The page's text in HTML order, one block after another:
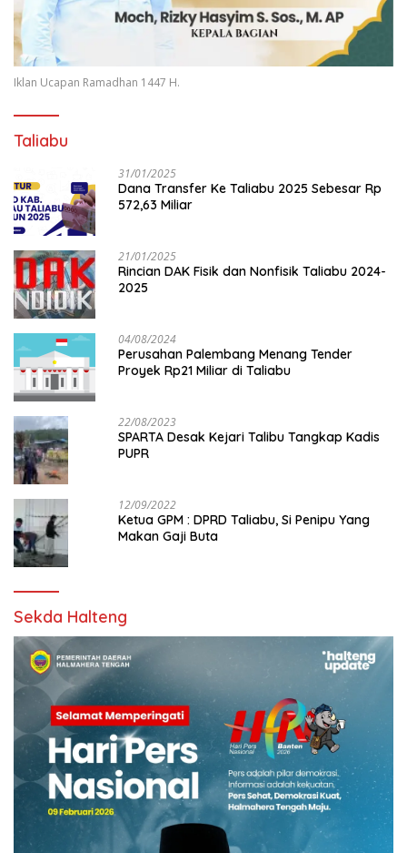
Iklan Ucapan Ramadhan 1447 H.
Taliabu
31/01/2025
Dana Transfer Ke Taliabu 2025 Sebesar Rp
572,63 Miliar
21/01/2025
Rincian DAK Fisik dan Nonfisik Taliabu 2024-
2025
04/08/2024
Perusahan Palembang Menang Tender
Proyek Rp21 Miliar di Taliabu
22/08/2023
SPARTA Desak Kejari Talibu Tangkap Kadis
PUPR
12/09/2022
Ketua GPM : DPRD Taliabu, Si Penipu Yang
Makan Gaji Buta
Sekda Halteng